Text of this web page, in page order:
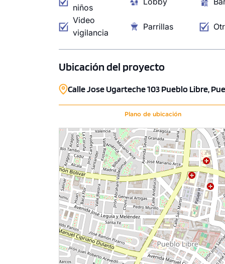
y estudiar en un ambiente tranquilo y
una experiencia de vida inspirada en una
parte de este proyecto único.
niños
Video
vigilancia
Parrillas
Ubicación del proyecto
Calle Jose Ugarteche 103 Pueblo Libre,
Plano de ubicación